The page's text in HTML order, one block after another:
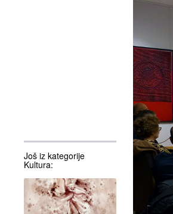
Još iz kategorije
Kultura: